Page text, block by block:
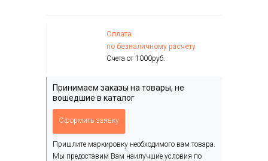
Оплата
по безналичному расчету
Счета от 1000руб.
Принимаем заказы на товары, не
вошедшие в каталог
Оформить заявку
Пришлите маркировку необходимого вам товара.
Мы предоставим Вам наилучшие условия по